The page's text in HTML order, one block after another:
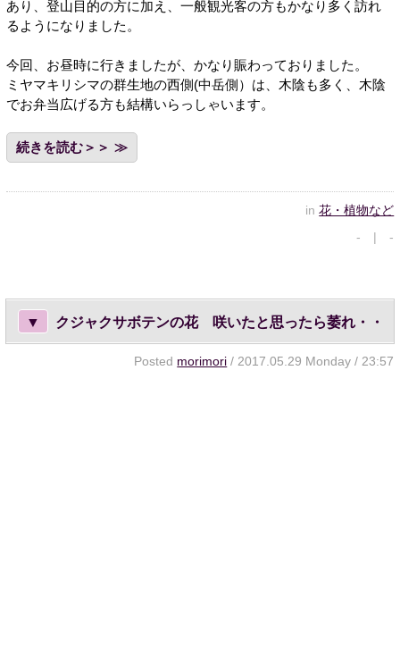
あり、登山目的の方に加え、一般観光客の方もかなり多く訪れ
るようになりました。
今回、お昼時に行きましたが、かなり賑わっておりました。
ミヤマキリシマの群生地の西側(中岳側）は、木陰も多く、木陰
でお弁当広げる方も結構いらっしゃいます。
続きを読む＞＞
in花・植物など
- | -
▼ クジャクサボテンの花 咲いたと思ったら萎れ・・
Posted morimori / 2017.05.29 Monday / 23:57